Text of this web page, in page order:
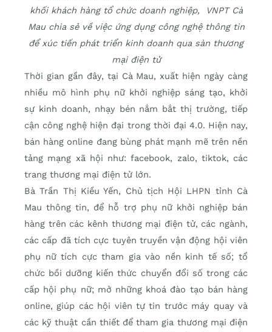
khối khách hàng tổ chức doanh nghiệp, VNPT Cà
Mau chia sẻ về việc ứng dụng công nghệ thông tin
để xúc tiến phát triển kinh doanh qua sàn thương
mại điện tử
Thời gian gần đây, tại Cà Mau, xuất hiện ngày càng
nhiều mô hình phụ nữ khởi nghiệp sáng tạo, khởi
sự kinh doanh, nhạy bén nắm bắt thị trường, tiếp
cận công nghệ hiện đại trong thời đại 4.0. Hiện nay,
bán hàng online đang bùng phát mạnh mẽ trên nền
tảng mạng xã hội như: facebook, zalo, tiktok, các
trang thương mại điện tử lớn.
Bà Trần Thị Kiều Yến, Chủ tịch Hội LHPN tỉnh Cà
Mau thông tin, để hỗ trợ phụ nữ khởi nghiệp bán
hàng trên các kênh thương mại điện tử, các ngành,
các cấp đã tích cực tuyên truyền vận động hội viên
phụ nữ tích cực tham gia vào nền kinh tế số; tổ
chức bồi dưỡng kiến thức chuyển đổi số trong các
cấp hội phụ nữ; mở những khoá đào tạo bán hàng
online, giúp các hội viên tự tin trước máy quay và
các kỹ thuật cần thiết để tham gia thương mại điện